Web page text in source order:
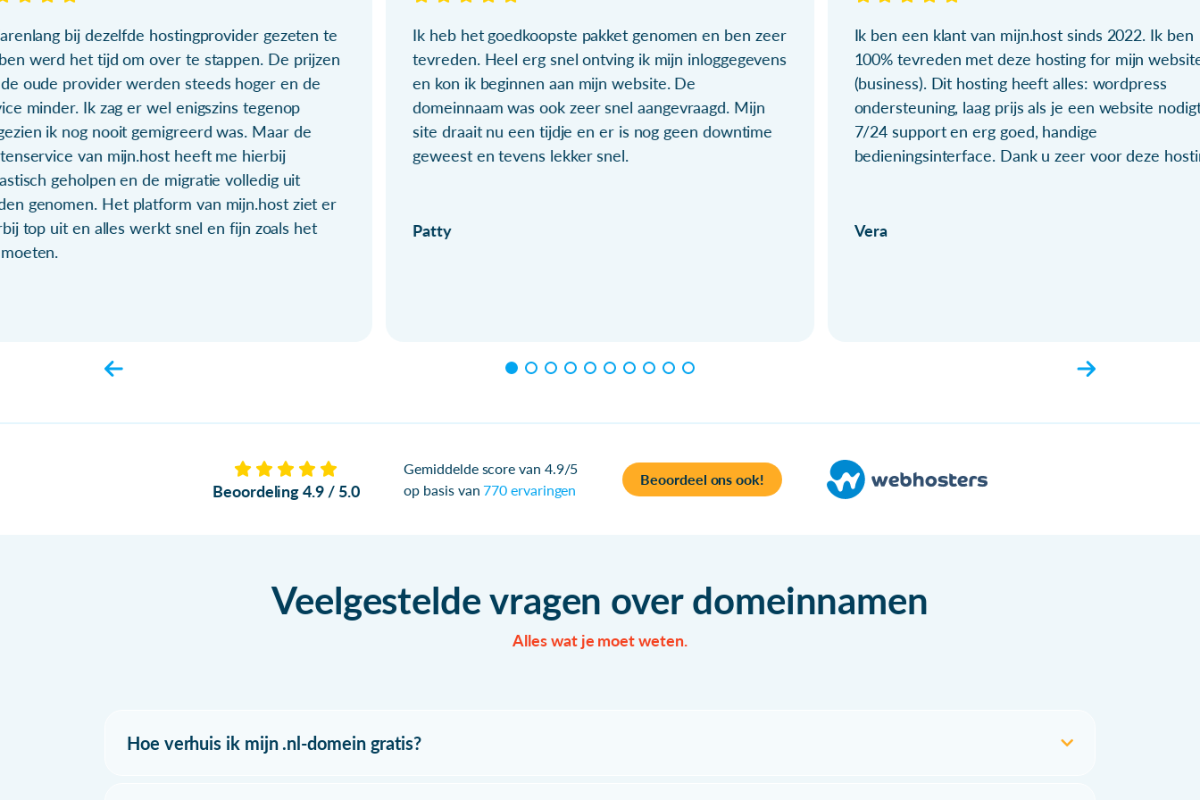
bij dezelfde hostingprovider gezeten te
werd het tijd om over te stappen. De prijzen
oude provider werden steeds hoger en de
minder. Ik zag er wel enigszins tegenop
ik nog nooit gemigreerd was. Maar de
van mijn.host heeft me hierbij
geholpen en de migratie volledig uit
genomen. Het platform van mijn.host ziet er
top uit en alles werkt snel en fijn zoals het
Ik heb het goedkoopste pakket genomen en ben zeer
tevreden. Heel erg snel ontving ik mijn inloggegevens
en kon ik beginnen aan mijn website. De
domeinnaam was ook zeer snel aangevraagd. Mijn
site draait nu een tijdje en er is nog geen downtime
geweest en tevens lekker snel.
Patty
Ik ben een klant van mijn.host sinds 2022. Ik ben
100% tevreden met deze hosting for mijn
(business). Dit hosting heeft alles: wordpress
ondersteuning, laag prijs als je een website
7/24 support en erg goed, handige
bedieningsinterface. Dank u zeer voor deze
Vera
Beoordeling 4.9 / 5.0
Gemiddelde score van 4.9/5
op basis van770 ervaringen
Beoordeel ons ook!
Veelgestelde vragen over domeinnamen
Alles wat je moet weten.
Hoe verhuis ik mijn .nl-domein gratis?